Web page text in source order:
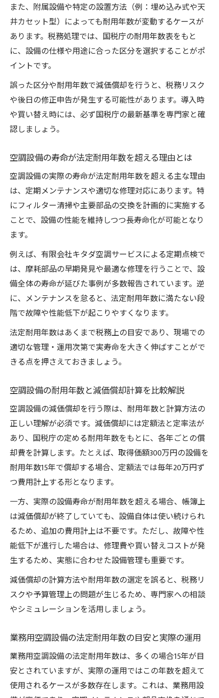
また、附属設備や特定の設置方法（例：埋め込み式や天
井カセット型）によっても耐用年数が変動するケースが
あります。税務処理では、国税庁の耐用年数表をもと
に、設備の仕様や用途に合った区分を選択することがポ
イントです。
誤った区分や耐用年数で減価償却を行うと、税務リスク
や後日の修正申告が発生する可能性があります。導入時
や買い替え時には、必ず国税庁の最新基準を専門家と確
認しましょう。
空調設備の寿命が法定耐用年数を超える理由とは
空調設備の実際の寿命が法定耐用年数を超える主な理由
は、定期メンテナンスや適切な修理対応にあります。特
にフィルター清掃や主要部品の交換を計画的に実施する
ことで、設備の性能を維持しつつ長寿命化が可能となり
ます。
例えば、有限会社キタダ空調サービスによる定期点検で
は、摩耗部品の早期発見や最適な修理を行うことで、設
備全体の寿命が延びた事例が多数報告されています。逆
に、メンテナンスを怠ると、法定耐用年数に満たない段
階で故障や性能低下が起こりやすくなります。
法定耐用年数はあくまで税務上の目安であり、現場での
適切な管理・運用次第で実寿命を大きく伸ばすことがで
きる点を押さえておきましょう。
空調設備の耐用年数と減価償却計算を比較解説
空調設備の減価償却を行う際は、耐用年数と計算方法の
正しい理解が必須です。減価償却には定額法と定率法が
あり、国税庁の定める耐用年数をもとに、各年ごとの償
却費を計算します。たとえば、取得価額300万円の設備を
耐用年数15年で償却する場合、定額法では毎年20万円ず
つ費用計上する形となります。
一方、実際の設備寿命が耐用年数を超える場合、帳簿上
は減価償却が終了していても、設備自体は使い続けられ
るため、追加の費用計上は不要です。ただし、故障や性
能低下が進行した場合は、修理費や買い替えコストが発
生するため、実態に合わせた設備管理も重要です。
減価償却の計算方法や耐用年数の選定を誤ると、税務リ
スクや予算管理上の問題が生じるため、専門家への相談
やシミュレーションを活用しましょう。
業務用空調設備の法定耐用年数の目安と実際の運用
業務用空調設備の法定耐用年数は、多くの場合15年が目
安とされていますが、実際の運用ではこの年数を超えて
使用されるケースが多数存在します。これは、業務用設